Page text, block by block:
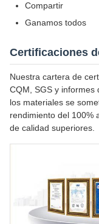
Compartir
Ganamos todos
Certificaciones
Nuestra cartera de
CQM, SGS y informes
los materiales se
rendimiento del 100%
de calidad superiores.